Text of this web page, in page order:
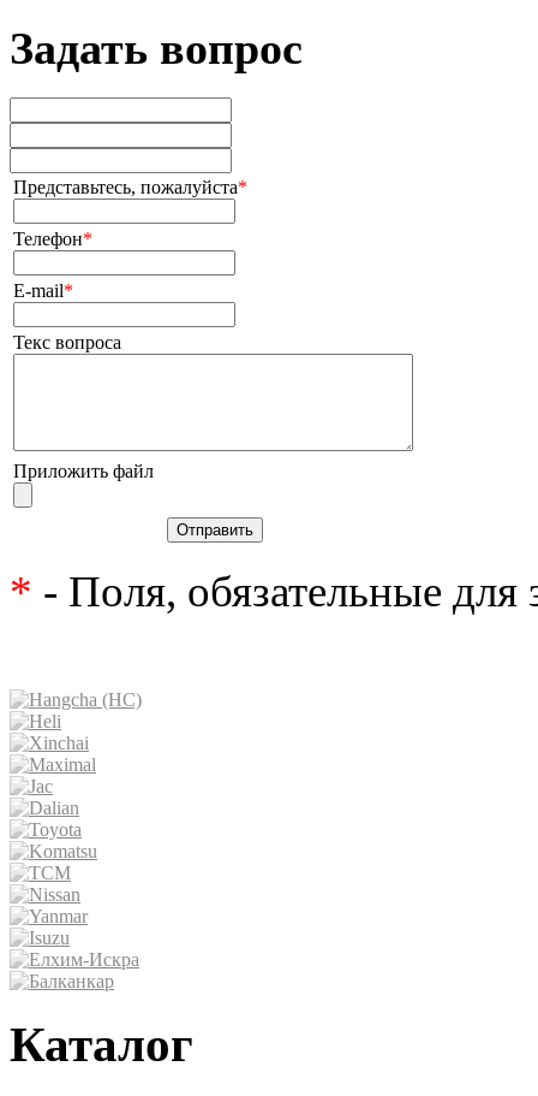
Задать вопрос
Представьтесь, пожалуйста*
Телефон*
E-mail*
Текс вопроса
Приложить файл
Отправить
* - Поля, обязательные для
Каталог